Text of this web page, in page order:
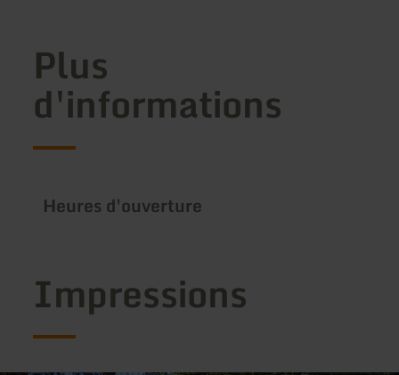
Plus
d'informations
Heures d'ouverture
Impressions